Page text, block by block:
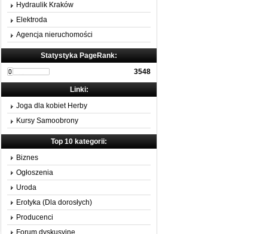
Hydraulik Kraków
Elektroda
Agencja nieruchomości
Statystyka PageRank:
3548
Linki:
Joga dla kobiet Herby
Kursy Samoobrony
Top 10 kategorii:
Biznes
Ogłoszenia
Uroda
Erotyka (Dla dorosłych)
Producenci
Forum dyskusyjne